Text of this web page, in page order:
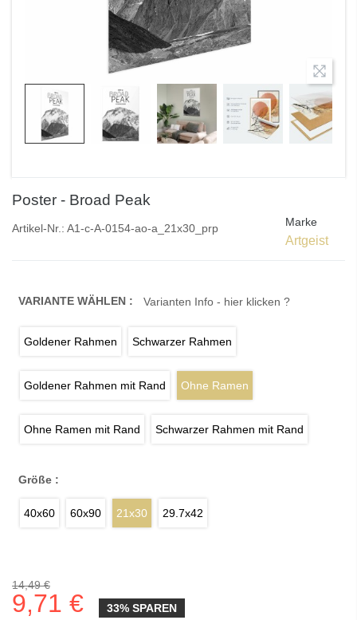
Poster - Broad Peak
Artikel-Nr.: A1-c-A-0154-ao-a_21x30_prp Marke
Artgeist
VARIANTE WÄHLEN : Varianten Info - hier klicken ?
Goldener Rahmen Schwarzer Rahmen
Goldener Rahmen mit Rand Ohne Ramen
Ohne Ramen mit Rand Schwarzer Rahmen mit Rand
Größe :
40x60 60x90 21x30 29.7x42
14,49 €
9,71 € 33% SPAREN